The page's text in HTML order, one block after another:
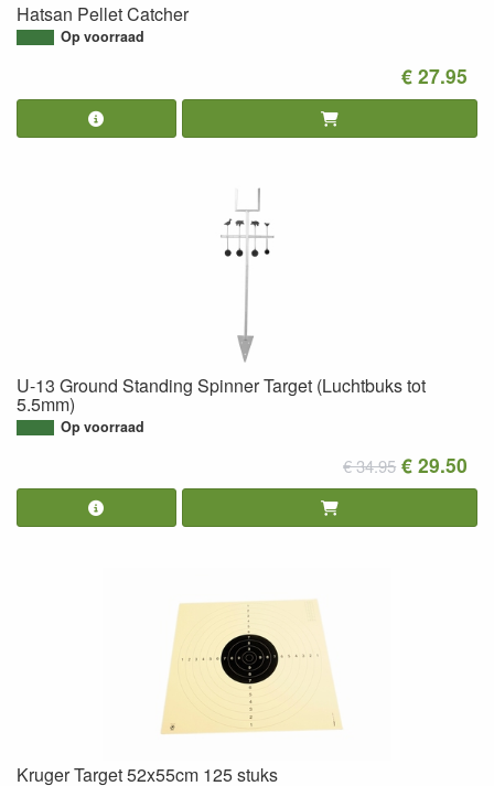
Hatsan Pellet Catcher
Op voorraad
€ 27.95
U-13 Ground Standing Spinner Target (Luchtbuks tot
5.5mm)
Op voorraad
€ 34.95 € 29.50
Kruger Target 52x55cm 125 stuks